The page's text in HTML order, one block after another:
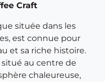
Craft
située dans les
est connue pour
et sa riche histoire.
au centre de
chaleureuse,